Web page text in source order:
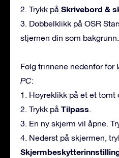
2. Trykk på Skrivebord &
3. Dobbelklikk på OSR
stjernen din som bakgrunn.
Følg trinnene nedenfor for
PC:
1. Høyreklikk på et et tomt
2. Trykk på Tilpass
3. En ny skjerm vil åpne.
4. Nederst på skjermen,